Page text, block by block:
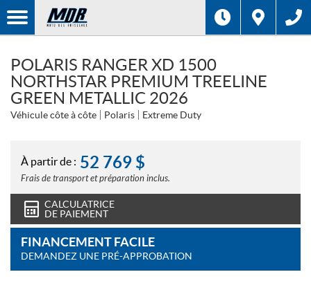
POLARIS RANGER XD 1500
NORTHSTAR PREMIUM TREELINE
GREEN METALLIC 2026
Véhicule côte à côte Polaris Extreme Duty
À partir de : 52 769 $
Frais de transport et préparation inclus.
CALCULATRICE
DE PAIEMENT
FINANCEMENT FACILE
DEMANDEZ UNE PRÉ-APPROBATION